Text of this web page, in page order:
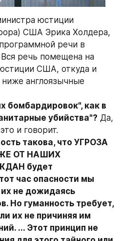
юстиции
США Эрика Холдера,
речи в
речь помещена на
США, откуда и
англоязычные
бомбардировок", как в
убийства"? Да,
и говорит.
такова, что УГРОЗА
ОТ НАШИХ
будет
час опасности мы
не дожидаясь
Но гуманность требует,
их не причиняя им
... Этот принцип не